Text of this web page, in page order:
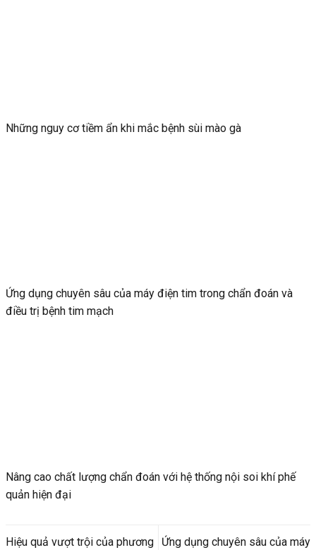
Những nguy cơ tiềm ẩn khi mắc bệnh sùi mào gà
Ứng dụng chuyên sâu của máy điện tim trong chẩn đoán và
điều trị bệnh tim mạch
Nâng cao chất lượng chẩn đoán với hệ thống nội soi khí phế
quản hiện đại
Hiệu quả vượt trội của phương
Ứng dụng chuyên sâu của máy